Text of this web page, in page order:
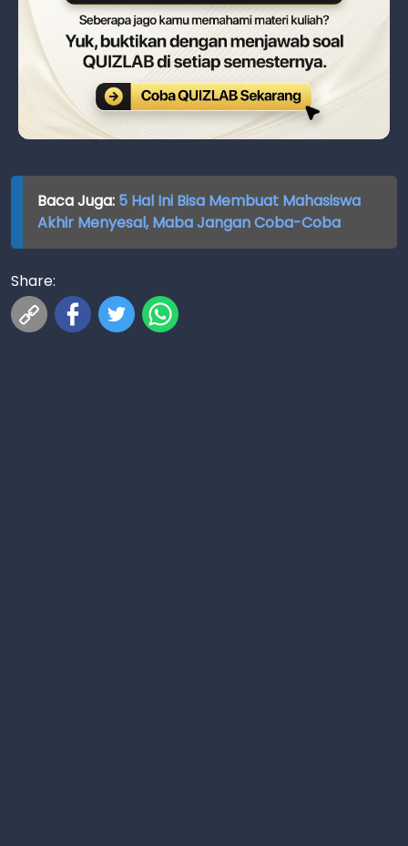
Baca Juga: 5 Hal Ini Bisa Membuat Mahasiswa
Akhir Menyesal, Maba Jangan Coba-Coba
Share: